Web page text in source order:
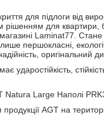
для підлоги від
рішенням для
Laminat77.
першокласні,
оригінальний
Natura Large Наполі
AGT на